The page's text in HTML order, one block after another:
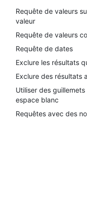
Requête de valeurs
valeur
Requête de valeurs
Requête de dates
Exclure les résultats
Exclure des résultats
Utiliser des
espace blanc
Requêtes avec des